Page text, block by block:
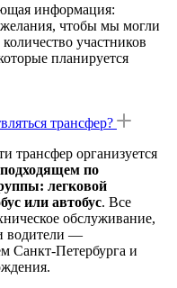
информация:
чтобы мы могли
участников
планируется
трансфер?
трансфер организуется
по
легковой
или автобус. Все
обслуживание,
водители —
Санкт-Петербурга и